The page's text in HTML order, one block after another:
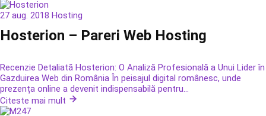
27 aug. 2018 Hosting
Hosterion – Pareri Web Hosting
Recenzie Detaliată Hosterion: O Analiză Profesională a Unui Lider în
Gazduirea Web din România În peisajul digital românesc, unde
prezența online a devenit indispensabilă pentru...
Citeste mai mult